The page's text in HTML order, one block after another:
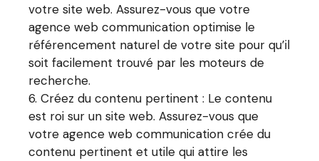
votre site web. Assurez-vous que votre
agence web communication optimise le
référencement naturel de votre site pour qu’il
soit facilement trouvé par les moteurs de
recherche.
Créez du contenu pertinent : Le contenu
est roi sur un site web. Assurez-vous que
votre agence web communication crée du
contenu pertinent et utile qui attire les